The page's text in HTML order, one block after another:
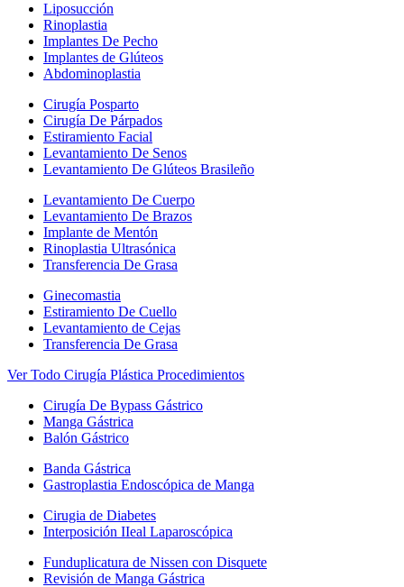
Liposucción
Rinoplastia
Implantes De Pecho
Implantes de Glúteos
Abdominoplastia
Cirugía Posparto
Cirugía De Párpados
Estiramiento Facial
Levantamiento De Senos
Levantamiento De Glúteos Brasileño
Levantamiento De Cuerpo
Levantamiento De Brazos
Implante de Mentón
Rinoplastia Ultrasónica
Transferencia De Grasa
Ginecomastia
Estiramiento De Cuello
Levantamiento de Cejas
Transferencia De Grasa
Ver Todo Cirugía Plástica Procedimientos
Cirugía De Bypass Gástrico
Manga Gástrica
Balón Gástrico
Banda Gástrica
Gastroplastia Endoscópica de Manga
Cirugia de Diabetes
Interposición IIeal Laparoscópica
Funduplicatura de Nissen con Disquete
Revisión de Manga Gástrica